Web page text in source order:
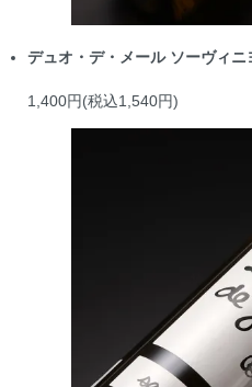
デュオ・デ・メール ソーヴィニ
1,400円(税込1,540円)